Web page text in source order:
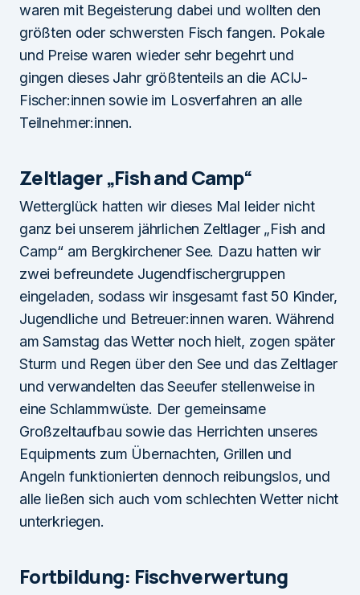
waren mit Begeisterung dabei und wollten den
größten oder schwersten Fisch fangen. Pokale
und Preise waren wieder sehr begehrt und
gingen dieses Jahr größtenteils an die ACIJ-
Fischer:innen sowie im Losverfahren an alle
Teilnehmer:innen.
Zeltlager „Fish and Camp“
Wetterglück hatten wir dieses Mal leider nicht
ganz bei unserem jährlichen Zeltlager „Fish and
Camp“ am Bergkirchener See. Dazu hatten wir
zwei befreundete Jugendfischergruppen
eingeladen, sodass wir insgesamt fast 50 Kinder,
Jugendliche und Betreuer:innen waren. Während
am Samstag das Wetter noch hielt, zogen später
Sturm und Regen über den See und das Zeltlager
und verwandelten das Seeufer stellenweise in
eine Schlammwüste. Der gemeinsame
Großzeltaufbau sowie das Herrichten unseres
Equipments zum Übernachten, Grillen und
Angeln funktionierten dennoch reibungslos, und
alle ließen sich auch vom schlechten Wetter nicht
unterkriegen.
Fortbildung: Fischverwertung